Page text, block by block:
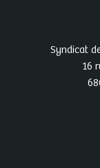
Syndicat
16